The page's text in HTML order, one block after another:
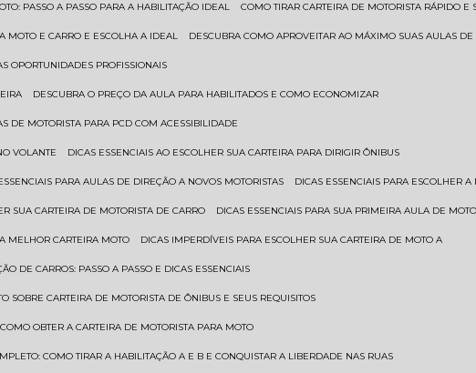
PASSO A PASSO PARA A HABILITAÇÃO IDEAL COMO TIRAR CARTEIRA DE MOTORISTA RÁPIDO
MOTO E CARRO E ESCOLHA A IDEAL DESCUBRA COMO APROVEITAR AO MÁXIMO SUAS AULAS
OPORTUNIDADES PROFISSIONAIS
DESCUBRA O PREÇO DA AULA PARA HABILITADOS E COMO ECONOMIZAR
DE MOTORISTA PARA PCD COM ACESSIBILIDADE
VOLANTE DICAS ESSENCIAIS AO ESCOLHER SUA CARTEIRA PARA DIRIGIR ÔNIBUS
ESSENCIAIS PARA AULAS DE DIREÇÃO A NOVOS MOTORISTAS DICAS ESSENCIAIS PARA ESCOLHER
SUA CARTEIRA DE MOTORISTA DE CARRO DICAS ESSENCIAIS PARA SUA PRIMEIRA AULA DE MOTO
MELHOR CARTEIRA MOTO DICAS IMPERDÍVEIS PARA ESCOLHER SUA CARTEIRA DE MOTO A
DE CARROS: PASSO A PASSO E DICAS ESSENCIAIS
SOBRE CARTEIRA DE MOTORISTA DE ÔNIBUS E SEUS REQUISITOS
COMO OBTER A CARTEIRA DE MOTORISTA PARA MOTO
COMO TIRAR A HABILITAÇÃO A E B E CONQUISTAR A LIBERDADE NAS RUAS